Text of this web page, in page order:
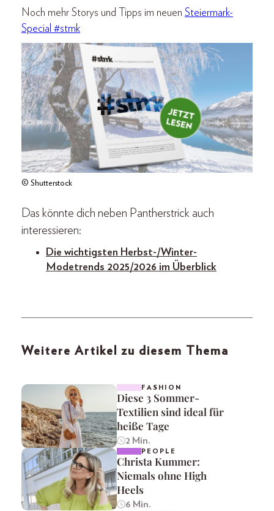
Noch mehr Storys und Tipps im neuen Steiermark-
Special #stmk
© Shutterstock
Das könnte dich neben Pantherstrick auch
interessieren:
Die wichtigsten Herbst-/Winter-
Modetrends 2025/2026 im Überblick
Weitere Artikel zu diesem Thema
FASHION
Diese 3 Sommer-
Textilien sind ideal für
heiße Tage
2 Min.
PEOPLE
Christa Kummer:
Niemals ohne High
Heels
6 Min.